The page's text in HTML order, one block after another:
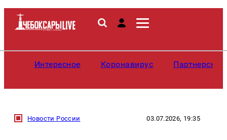
Интересное Коронавирус
Новости России 03.07.2026, 19:35